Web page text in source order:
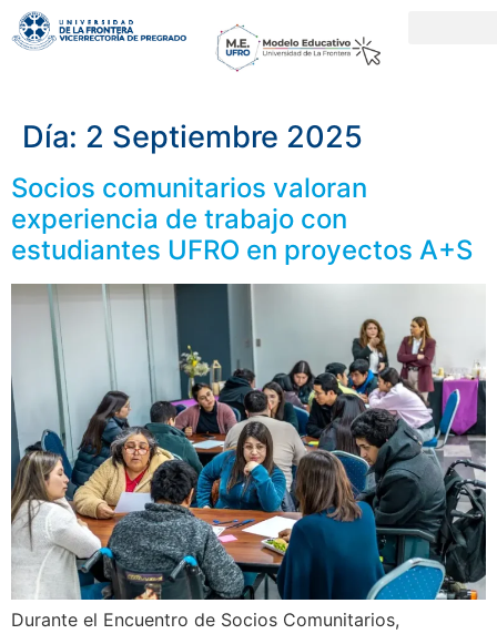
Día: 2 Septiembre 2025
Socios comunitarios valoran
experiencia de trabajo con
estudiantes UFRO en proyectos A+S
Durante el Encuentro de Socios Comunitarios,